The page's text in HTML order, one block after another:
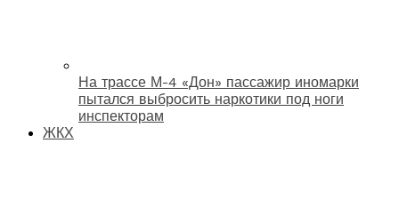
На трассе М-4 «Дон» пассажир иномарки
пытался выбросить наркотики под ноги
инспекторам
ЖКХ